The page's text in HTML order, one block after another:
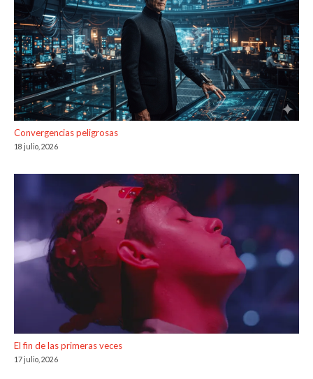
Convergencias peligrosas
18 julio, 2026
El fin de las primeras veces
17 julio, 2026